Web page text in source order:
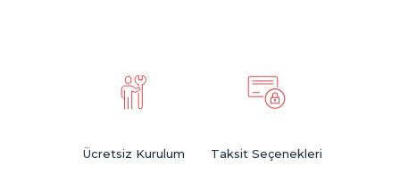
Ücretsiz Kurulum Taksit Seçenekleri